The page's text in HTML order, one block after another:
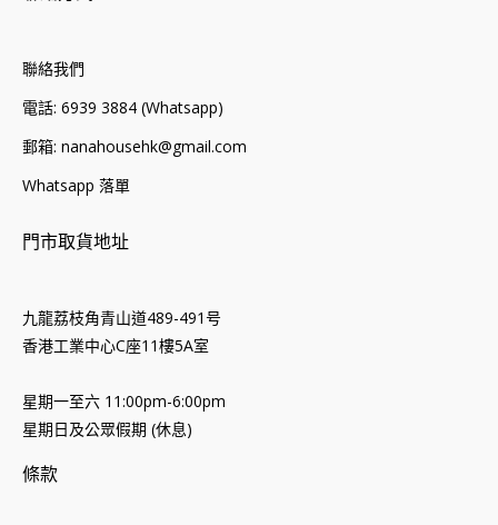
聯絡我們
電話: 6939 3884 (Whatsapp)
郵箱: nanahousehk@gmail.com
Whatsapp 落單
門市取貨地址
九龍荔枝角青山道489-491号
香港工業中心C座11樓5A室
星期一至六 11:00pm-6:00pm
星期日及公眾假期 (休息)
條款